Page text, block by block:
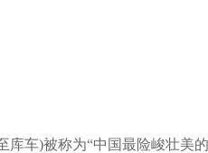
库车)被称为“中国最险峻壮